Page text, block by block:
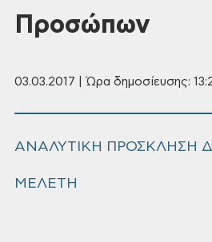
Προσώπων
03.03.2017 | Ώρα δημοσίευσης:
ΑΝΑΛΥΤΙΚΗ ΠΡΟΣΚΛΗΣΗ
ΜΕΛΕΤΗ